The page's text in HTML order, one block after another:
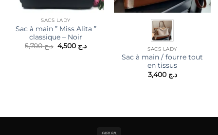
SACS LADY
Sac à main ” Miss Alita ”
classique – Noir
د.ج5,700
Le
prix
د.ج 4,500
Le
SACS LADY
Sac à main / fourre tout
en tissus
د.ج 3,400